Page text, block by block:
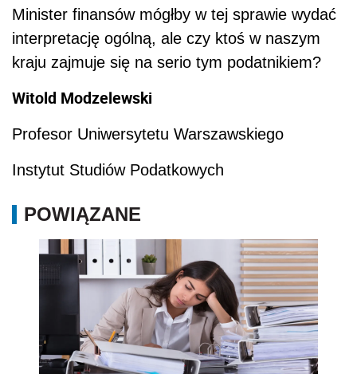
Minister finansów mógłby w tej sprawie wydać
interpretację ogólną, ale czy ktoś w naszym
kraju zajmuje się na serio tym podatnikiem?
Witold Modzelewski
Profesor Uniwersytetu Warszawskiego
Instytut Studiów Podatkowych
POWIĄZANE